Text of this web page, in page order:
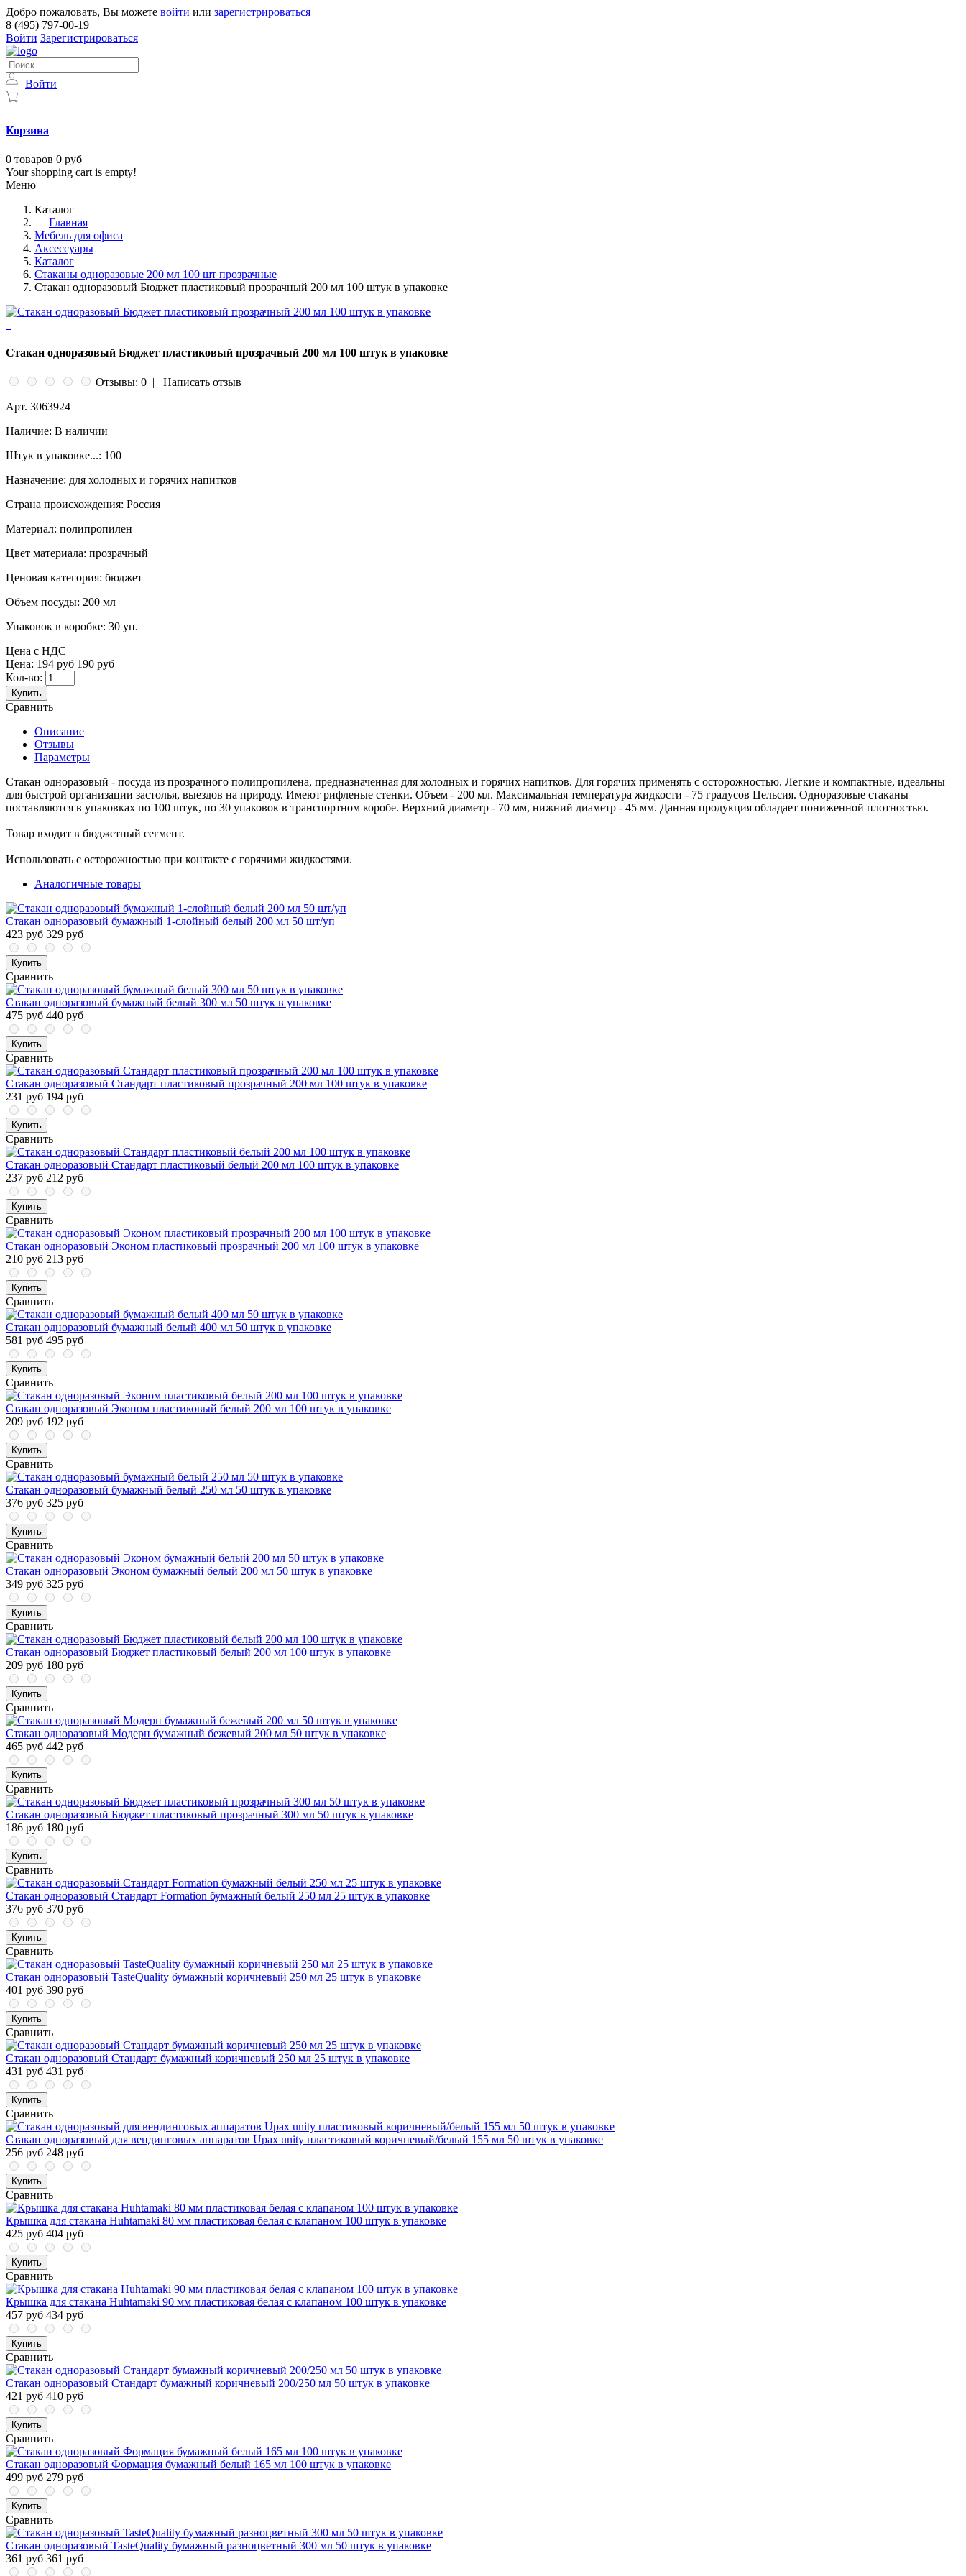
Добро пожаловать, Вы можете войти или зарегистрироваться
8 (495) 797-00-19
Войти Зарегистрироваться
Войти
Корзина
0 товаров 0 руб
Your shopping cart is empty!
Меню
Каталог
Главная
Мебель для офиса
Аксессуары
Каталог
Стаканы одноразовые 200 мл 100 шт прозрачные
Стакан одноразовый Бюджет пластиковый прозрачный 200 мл 100 штук в упаковке
Стакан одноразовый Бюджет пластиковый прозрачный 200 мл 100 штук в упаковке
Отзывы: 0 |
Написать отзыв
Арт. 3063924
Наличие: В наличии
Штук в упаковке...: 100
Назначение: для холодных и горячих напитков
Страна происхождения: Россия
Материал: полипропилен
Цвет материала: прозрачный
Ценовая категория: бюджет
Объем посуды: 200 мл
Упаковок в коробке: 30 уп.
Цена с НДС
Цена: 194 руб 190 руб
Кол-во:
Купить
Сравнить
Описание
Отзывы
Параметры
Стакан одноразовый - посуда из прозрачного полипропилена, предназначенная для холодных и горячих напитков. Для горячих применять с осторожностью. Легкие и компактные, идеальны
для быстрой организации застолья, выездов на природу. Имеют рифленые стенки. Объем - 200 мл. Максимальная температура жидкости - 75 градусов Цельсия. Одноразовые стаканы
поставляются в упаковках по 100 штук, по 30 упаковок в транспортном коробе. Верхний диаметр - 70 мм, нижний диаметр - 45 мм. Данная продукция обладает пониженной плотностью.
Товар входит в бюджетный сегмент.
Использовать с осторожностью при контакте с горячими жидкостями.
Аналогичные товары
Стакан одноразовый бумажный 1-слойный белый 200 мл 50 шт/уп
423 руб 329 руб
Купить
Сравнить
Стакан одноразовый бумажный белый 300 мл 50 штук в упаковке
475 руб 440 руб
Купить
Сравнить
Стакан одноразовый Стандарт пластиковый прозрачный 200 мл 100 штук в упаковке
231 руб 194 руб
Купить
Сравнить
Стакан одноразовый Стандарт пластиковый белый 200 мл 100 штук в упаковке
237 руб 212 руб
Купить
Сравнить
Стакан одноразовый Эконом пластиковый прозрачный 200 мл 100 штук в упаковке
210 руб 213 руб
Купить
Сравнить
Стакан одноразовый бумажный белый 400 мл 50 штук в упаковке
581 руб 495 руб
Купить
Сравнить
Стакан одноразовый Эконом пластиковый белый 200 мл 100 штук в упаковке
209 руб 192 руб
Купить
Сравнить
Стакан одноразовый бумажный белый 250 мл 50 штук в упаковке
376 руб 325 руб
Купить
Сравнить
Стакан одноразовый Эконом бумажный белый 200 мл 50 штук в упаковке
349 руб 325 руб
Купить
Сравнить
Стакан одноразовый Бюджет пластиковый белый 200 мл 100 штук в упаковке
209 руб 180 руб
Купить
Сравнить
Стакан одноразовый Модерн бумажный бежевый 200 мл 50 штук в упаковке
465 руб 442 руб
Купить
Сравнить
Стакан одноразовый Бюджет пластиковый прозрачный 300 мл 50 штук в упаковке
186 руб 180 руб
Купить
Сравнить
Стакан одноразовый Стандарт Formation бумажный белый 250 мл 25 штук в упаковке
376 руб 370 руб
Купить
Сравнить
Стакан одноразовый TasteQuality бумажный коричневый 250 мл 25 штук в упаковке
401 руб 390 руб
Купить
Сравнить
Стакан одноразовый Стандарт бумажный коричневый 250 мл 25 штук в упаковке
431 руб 431 руб
Купить
Сравнить
Стакан одноразовый для вендинговых аппаратов Upax unity пластиковый коричневый/белый 155 мл 50 штук в упаковке
256 руб 248 руб
Купить
Сравнить
Крышка для стакана Huhtamaki 80 мм пластиковая белая с клапаном 100 штук в упаковке
425 руб 404 руб
Купить
Сравнить
Крышка для стакана Huhtamaki 90 мм пластиковая белая с клапаном 100 штук в упаковке
457 руб 434 руб
Купить
Сравнить
Стакан одноразовый Стандарт бумажный коричневый 200/250 мл 50 штук в упаковке
421 руб 410 руб
Купить
Сравнить
Стакан одноразовый Формация бумажный белый 165 мл 100 штук в упаковке
499 руб 279 руб
Купить
Сравнить
Стакан одноразовый TasteQuality бумажный разноцветный 300 мл 50 штук в упаковке
361 руб 361 руб